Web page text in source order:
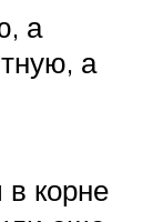
а
а
в корне